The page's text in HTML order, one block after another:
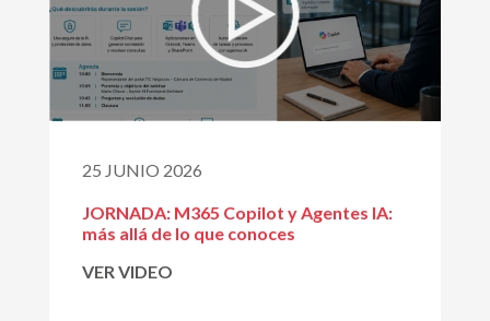
25 JUNIO 2026
JORNADA: M365 Copilot y Agentes IA:
más allá de lo que conoces
VER VIDEO